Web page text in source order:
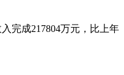
入完成217804万元 ，比上年